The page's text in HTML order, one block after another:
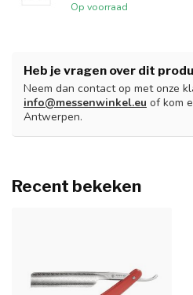
Op voorraad
Heb je vragen over dit
Neem dan contact op met onze
info@messenwinkel.eu of kom
Antwerpen.
Recent bekeken